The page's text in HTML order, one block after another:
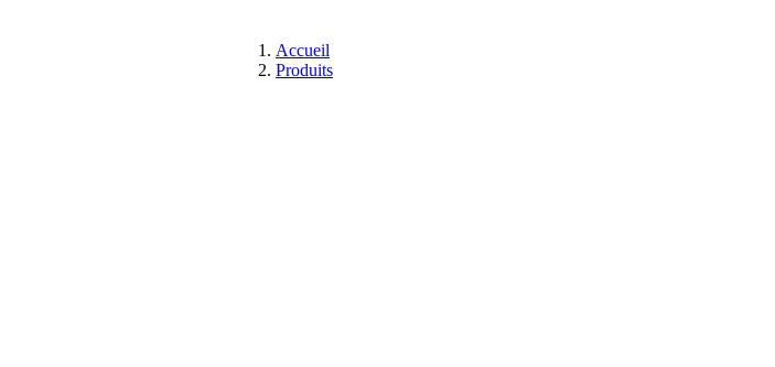
Accueil
Produits